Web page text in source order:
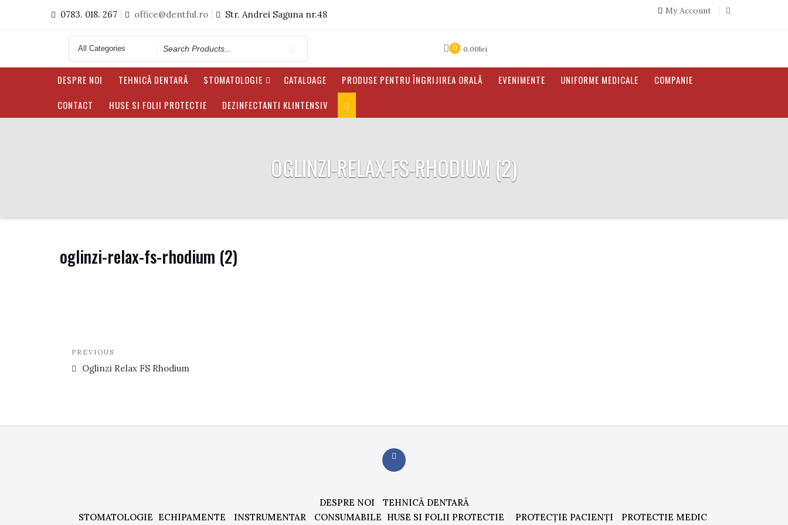
0783. 018. 267 office@dentful.ro Str. Andrei Saguna nr.48 My Account
Search
for
0 0.00lei
DESPRE NOI TEHNICĂ DENTARĂ STOMATOLOGIE CATALOAGE PRODUSE PENTRU ÎNGRIJIREA ORALĂ EVENIMENTE UNIFORME MEDICALE
COMPANIE
CONTACT
HUSE SI FOLII PROTECTIE DEZINFECTANTI KLINTENSIV
OGLINZI-RELAX-FS-RHODIUM (2)
oglinzi-relax-fs-rhodium (2)
Navigare
Previous
Post
PREVIOUS
Oglinzi Relax FS Rhodium
DESPRE NOI
TEHNICĂ DENTARĂ
STOMATOLOGIE ECHIPAMENTE INSTRUMENTAR CONSUMABILE HUSE SI FOLII PROTECTIE PROTECȚIE PACIENȚI PROTECTIE MEDIC